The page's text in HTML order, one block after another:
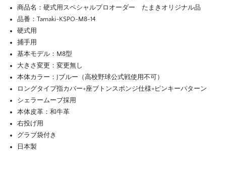
商品名：硬式用スペシャルプロオーダー たまきオリジナル品
品番：Tamaki-KSPO-M8-14
硬式用
捕手用
基本モデル：M8型
大きさ変更：変更無し
本体カラー：Jブルー（高校野球公式戦使用不可）
ロングタイプ指カバー+座ブトンスポンジ仕様+ピンキーパターン
シェラームーブ採用
本体皮革：和牛革
右投げ用
グラブ袋付き
日本製